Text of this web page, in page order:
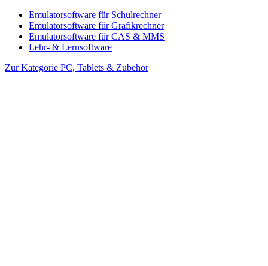
Emulatorsoftware für Schulrechner
Emulatorsoftware für Grafikrechner
Emulatorsoftware für CAS & MMS
Lehr- & Lernsoftware
Zur Kategorie PC, Tablets & Zubehör